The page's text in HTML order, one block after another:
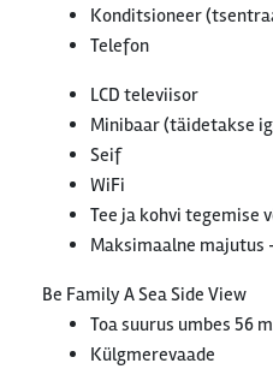
Konditsioneer
Telefon
LCD televiisor
Minibaar (täidetakse
Seif
WiFi
Tee ja kohvi tegemise
Maksimaalne majutus
Be Family A Sea Side View
Toa suurus umbes 56
Külgmerevaade